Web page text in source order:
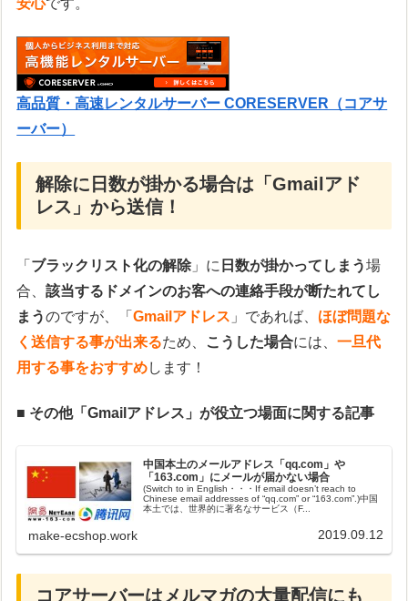
高品質・高速レンタルサーバー CORESERVER（コアサ
ーバー）
解除に日数が掛かる場合は「Gmailアド
レス」から送信！
「 ブラックリスト化の解除」に 日数が掛かってしまう場
合、該当するドメインのお客への連絡手段が断たれてし
まうのですが、「Gmailアドレス 」であれば、 ほぼ問題な
く送信する事が出来るため、 こうした場合には、一旦代
用する事をおすすめします！
■ その他「Gmailアドレス」が役立つ場面に関する記事
中国本土のメールアドレス「qq.com」や
「163.com」にメールが届かない場合
(Switch to in English・・・If email doesn’t reach to
Chinese email addresses of “qq.com” or “163.com”.)中国
本土では、世界的に著名なサービス（F...
make-ecshop.work 2019.09.12
コアサーバーはメルマガの大量配信にも